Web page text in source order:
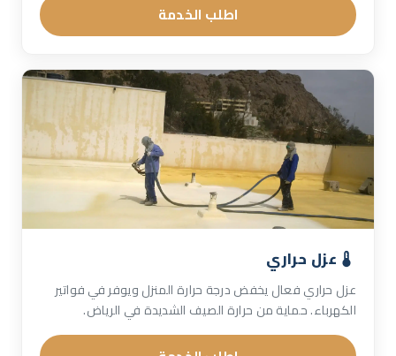
اطلب الخدمة
عزل حراري
عزل حراري فعال يخفض درجة حرارة المنزل ويوفر في فواتير
الكهرباء. حماية من حرارة الصيف الشديدة في الرياض.